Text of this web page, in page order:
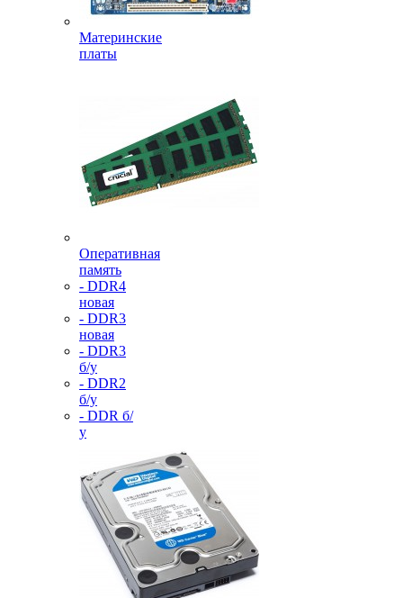
Материнские
платы
Оперативная
память
- DDR4
новая
- DDR3
новая
- DDR3
б/у
- DDR2
б/у
- DDR б/
у